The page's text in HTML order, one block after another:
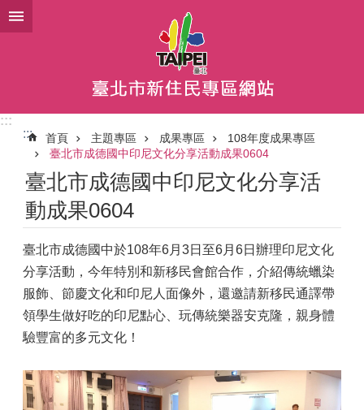
跳到主要內容區塊
:::
:::
首頁 主題專區 成果專區
108年度成果專區
臺北市成德國中印尼文化分享活動成果0604
臺北市成德國中印尼文化分享活
動成果0604
臺北市成德國中於108年6月3日至6月6日辦理印尼文化
分享活動，今年特別和新移民會館合作，介紹傳統蠟染
服飾、節慶文化和印尼人面像外，還邀請新移民通譯帶
領學生做好吃的印尼點心、玩傳統樂器安克隆，親身體
驗豐富的多元文化！